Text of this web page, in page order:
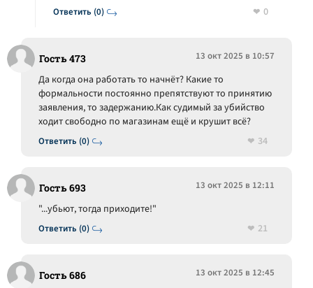
Ответить (0)
0
Гость 473 13 окт 2025 в 10:57
Ответить (0)
Да когда она работать то начнёт? Какие то
формальности постоянно препятствуют то принятию
заявления, то задержанию.Как судимый за убийство
ходит свободно по магазинам ещё и крушит всё?
34
Гость 693 13 окт 2025 в 12:11
Ответить (0)
"...убьют, тогда приходите!"
21
Гость 686 13 окт 2025 в 12:45